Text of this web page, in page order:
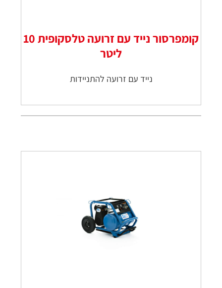
קומפרסור נייד עם זרועה טלסקופית 10
ליטר
נייד עם זרועה להתניידות